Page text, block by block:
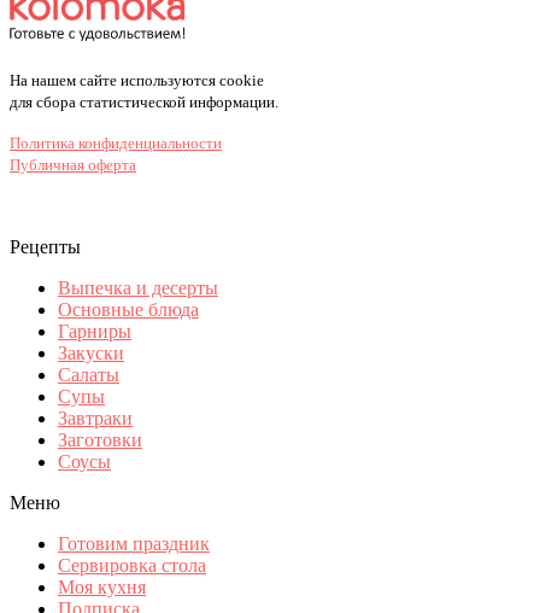
На нашем сайте используются cookie
для сбора статистической информации.
Политика конфиденциальности
Публичная оферта
Рецепты
Выпечка и десерты
Основные блюда
Гарниры
Закуски
Салаты
Супы
Завтраки
Заготовки
Соусы
Меню
Готовим праздник
Сервировка стола
Моя кухня
Подписка